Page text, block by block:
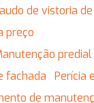
Laudo de vistoria
preço
Manutenção
fachada
de